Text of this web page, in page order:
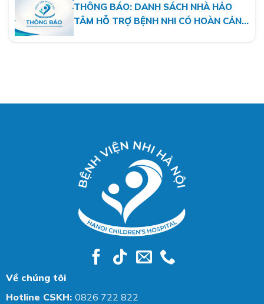
THÔNG BÁO: DANH SÁCH NHÀ HẢO
TÂM HỖ TRỢ BỆNH NHI CÓ HOÀN CẢNH
Về chúng tôi
Hotline CSKH: 0826 722 822